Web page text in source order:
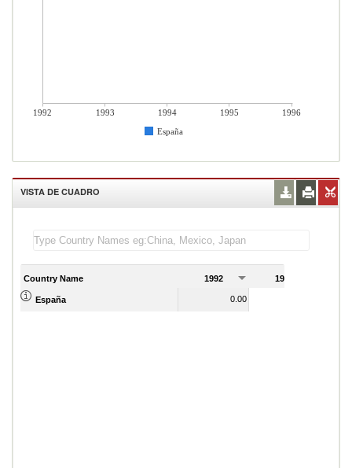
1992 1993 1994 1995
1996
España
VISTA DE CUADRO
Country Name 1992 1993
España 0.00